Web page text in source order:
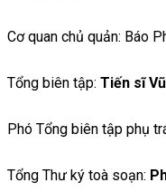
Cơ quan chủ quản: Báo
Tổng biên tập: Tiến sĩ
Phó Tổng biên tập phụ
Tổng Thư ký toà soạn: